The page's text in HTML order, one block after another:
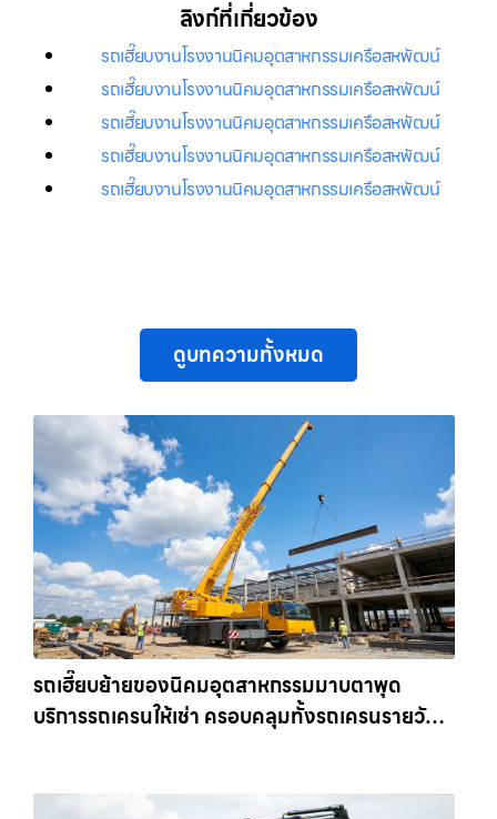
ลิงก์ที่เกี่ยวข้อง
รถเฮี๊ยบงานโรงงานนิคมอุตสาหกรรมเครือสหพัฒน์
รถเฮี๊ยบงานโรงงานนิคมอุตสาหกรรมเครือสหพัฒน์
รถเฮี๊ยบงานโรงงานนิคมอุตสาหกรรมเครือสหพัฒน์
รถเฮี๊ยบงานโรงงานนิคมอุตสาหกรรมเครือสหพัฒน์
รถเฮี๊ยบงานโรงงานนิคมอุตสาหกรรมเครือสหพัฒน์
ดูบทความทั้งหมด
รถเฮี๊ยบย้ายของนิคมอุตสาหกรรมมาบตาพุด
บริการรถเครนให้เช่า ครอบคลุมทั้งรถเครนรายวัน